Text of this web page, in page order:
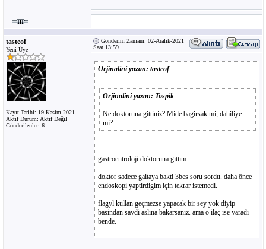
tasteof
Yeni Üye
Kayıt Tarihi: 19-Kasim-2021
Aktif Durum: Aktif Değil
Gönderilenler: 6
Gönderim Zamanı: 02-Aralik-2021
Saat 13:59
Orjinalini yazan: tasteof
Orjinalini yazan: Tospik
Ne doktoruna gittiniz? Mide bagirsak mi, dahiliye
mi?
gastroentroloji doktoruna gittim.
doktor sadece gaitaya bakti 3bes soru sordu. daha önce
endoskopi yaptirdigim için tekrar istemedi.
flagyl kullan geçmezse yapacak bir sey yok diyip
basindan savdi aslina bakarsaniz. ama o ilaç ise yaradi
bende.